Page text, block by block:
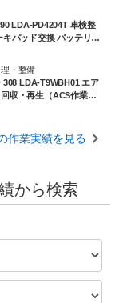
LDA-PD4204T 車検整
キパッド交換 バッテリー
・整備
308 LDA-T9WBH01 エア
収・再生（ACS作業）
作業実績を見る
から検索